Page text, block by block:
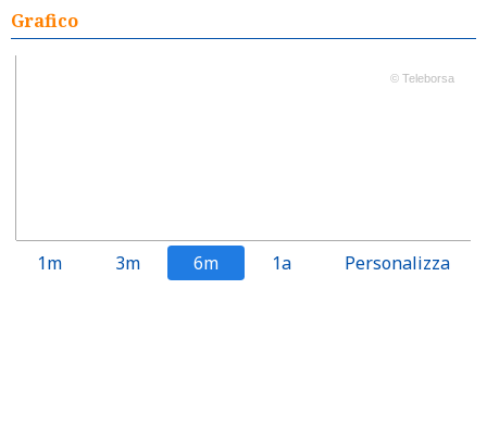
Grafico
© Teleborsa
1m 3m 6m 1a Personalizza